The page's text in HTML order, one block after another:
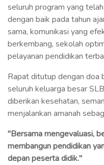
seluruh program yang
dengan baik pada tahun
sama, komunikasi yang
berkembang, sekolah
pelayanan pendidikan
Rapat ditutup dengan doa
seluruh keluarga besar
diberikan kesehatan,
menjalankan amanah
"Bersama mengevaluasi,
membangun pendidikan
depan peserta didik."